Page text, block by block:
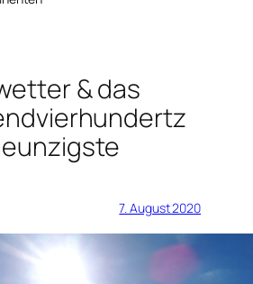
& das
7. August 2020